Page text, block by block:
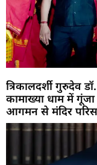
त्रिकालदर्शी गुरुदेव
कामाख्या धाम में
आगमन से मंदिर